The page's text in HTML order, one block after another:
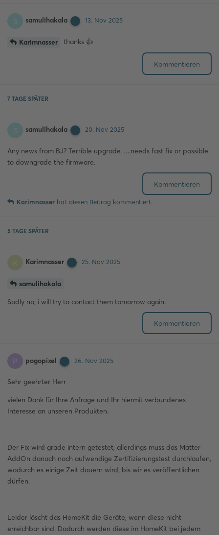
S samulihakala 13. Nov 2025
Karimnasser thanks 👍
Kommentieren
7 TAGE SPÄTER
S samulihakala 20. Nov 2025
Any news from BJ? Terrible upgrade…..needs fast fix or possible
to downgrade the firmware.
Kommentieren
Karimnasser hat diesen Beitrag kommentiert.
5 TAGE SPÄTER
K Karimnasser 25. Nov 2025
samulihakala
Sadly no, i will try to contact them tomorrow again.
Kommentieren
P pogopixel 26. Nov 2025
Sehr geehrter Herr
vielen Dank für Ihre Anfrage und Ihr hiermit verbundenes
Interesse an unseren Produkten.
Der Fix wird grade intern getestet, allerdings muss das Matter
AddOn danach noch aufwendige Zertifizierungstest durchlaufen,
wodurch es einige Zeit dauern wird, bis wir es veröffentlichen
dürfen.
Leider löscht das HomeKit die Geräte, wenn diese nicht
erreichbar sind. Dadurch werden diese im HomeKit bei jedem